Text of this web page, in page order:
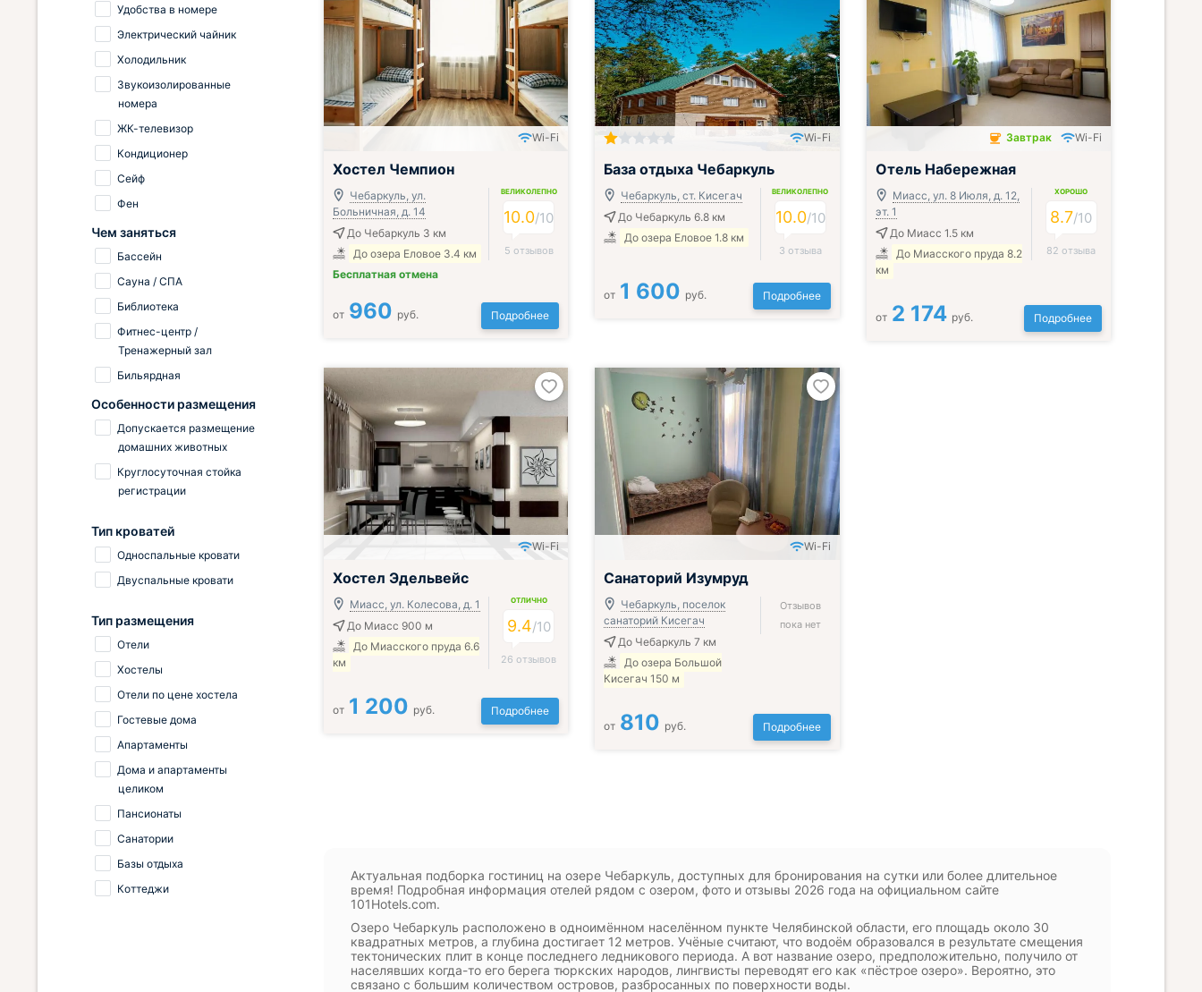
Wi-Fi
Хостел Чемпион
Чебаркуль, ул.
Больничная, д. 14
До Чебаркуль 3 км
До озера Еловое 3.4 км
Бесплатная отмена
ВЕЛИКОЛЕПНО
10.0/10
5 отзывов
от 960 руб. Подробнее
Включён завтрак, обед и ужин
Wi-Fi
База отдыха Чебаркуль
Чебаркуль, ст. Кисегач
До Чебаркуль 6.8 км
До озера Еловое 1.8 км
ВЕЛИКОЛЕПНО
10.0/10
3 отзыва
от 1 600 руб. Подробнее
Завтрак включён
Завтрак Wi-Fi
Отель Набережная
Миасс, ул. 8 Июля, д. 12,
эт. 1
До Миасс 1.5 км
До Миасского пруда 8.2
км
ХОРОШО
8.7/10
82 отзыва
от 2 174 руб. Подробнее
Wi-Fi
Хостел Эдельвейс
Миасс, ул. Колесова, д. 1
До Миасс 900 м
До Миасского пруда 6.6
км
ОТЛИЧНО
9.4/10
26 отзывов
от 1 200 руб. Подробнее
Wi-Fi
Санаторий Изумруд
Чебаркуль, поселок
санаторий Кисегач
До Чебаркуль 7 км
До озера Большой
Кисегач 150 м
Отзывов
пока нет
от 810 руб. Подробнее
Актуальная подборка гостиниц на озере Чебаркуль, доступных для бронирования на сутки или более длительное
время! Подробная информация отелей рядом с озером, фото и отзывы 2026 года на официальном сайте
101Hotels.com.
Озеро Чебаркуль расположено в одноимённом населённом пункте Челябинской области, его площадь около 30
квадратных метров, а глубина достигает 12 метров. Учёные считают, что водоём образовался в результате смещения
тектонических плит в конце последнего ледникового периода. А вот название озеро, предположительно, получило от
населявших когда-то его берега тюркских народов, лингвисты переводят его как «пёстрое озеро». Вероятно, это
связано с большим количеством островов, разбросанных по поверхности воды.
Удобства в номере
Электрический чайник
Холодильник
Звукоизолированные
номера
ЖК-телевизор
Кондиционер
Сейф
Фен
Чем заняться
Бассейн
Сауна / СПА
Библиотека
Фитнес-центр /
Тренажерный зал
Бильярдная
Особенности размещения
Допускается размещение
домашних животных
Круглосуточная стойка
регистрации
Тип кроватей
Односпальные кровати
Двуспальные кровати
Тип размещения
Отели
Хостелы
Отели по цене хостела
Гостевые дома
Апартаменты
Дома и апартаменты
целиком
Пансионаты
Санатории
Базы отдыха
Коттеджи